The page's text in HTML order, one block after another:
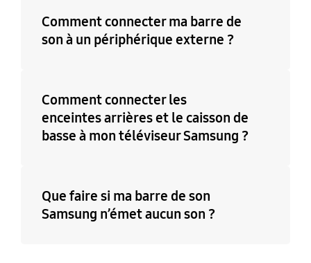
Comment connecter ma barre de
son à un périphérique externe ?
Comment connecter les
enceintes arrières et le caisson de
basse à mon téléviseur Samsung ?
Que faire si ma barre de son
Samsung n’émet aucun son ?